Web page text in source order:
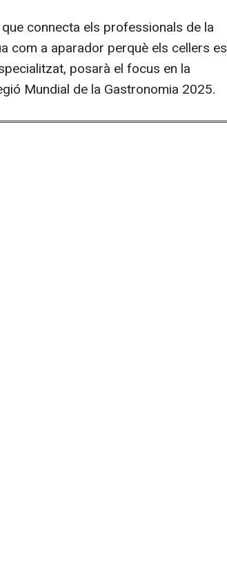
connecta els professionals de la
com a aparador perquè els cellers es
posarà el focus en la
Mundial de la Gastronomia 2025.